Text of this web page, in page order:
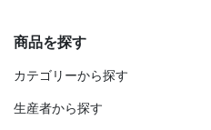
商品を探す
カテゴリーから探す
生産者から探す